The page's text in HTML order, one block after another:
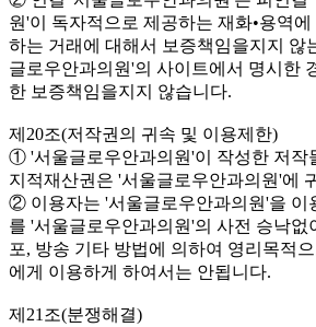
원'이 독자적으로 제공하는 재화•용역
하는 거래에 대해서 보증책임을지지 않
글로우안과의원'의 사이트에서 명시한
한 보증책임을지지 않습니다.
제20조(저작권의 귀속 및 이용제한)
① '서울글로우안과의원'이 작성한 저작
지적재산권은 '서울글로우안과의원'에
② 이용자는 '서울글로우안과의원'을 이
를 '서울글로우안과의원'의 사전 승낙없
포, 방송 기타 방법에 의하여 영리목적
에게 이용하게 하여서는 안됩니다.
제21조(분쟁해결)